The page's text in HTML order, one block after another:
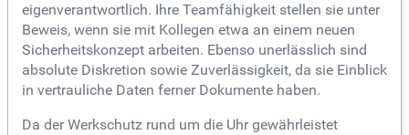
eigenverantwortlich. Ihre Teamfähigkeit stellen sie unter
Beweis, wenn sie mit Kollegen etwa an einem neuen
Sicherheitskonzept arbeiten. Ebenso unerlässlich sind
absolute Diskretion sowie Zuverlässigkeit, da sie Einblick
in vertrauliche Daten ferner Dokumente haben.
Da der Werkschutz rund um die Uhr gewährleistet